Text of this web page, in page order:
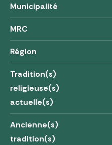
Municipalité
MRC
Région
Tradition(s)
religieuse(s)
actuelle(s)
Ancienne(s)
tradition(s)